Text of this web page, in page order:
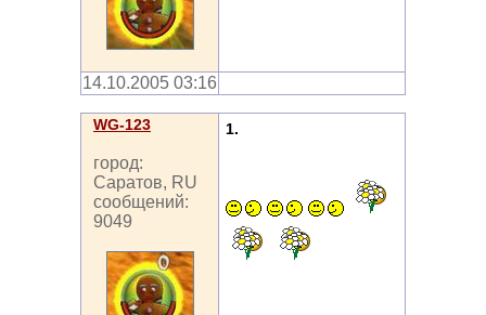
14.10.2005 03:16
WG-123
город:
Саратов, RU
сообщений:
9049
1.